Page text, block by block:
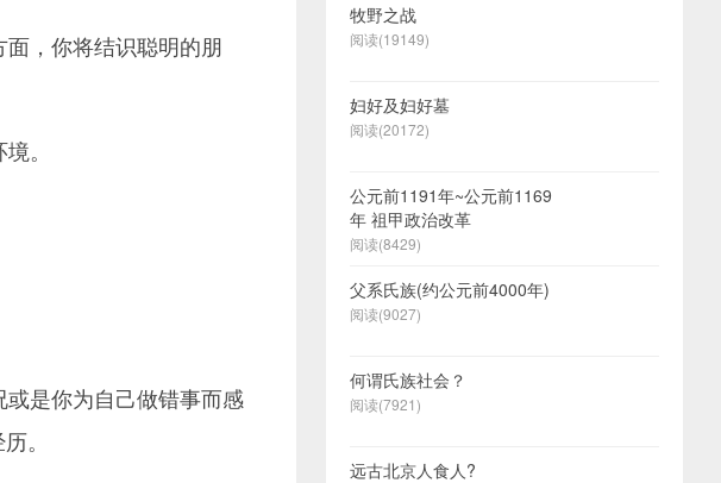
，你将结识聪明的朋
。
是你为自己做错事而感
。
牧野之战
阅读(19149)
妇好及妇好墓
阅读(20172)
公元前1191年~公元前1169
年 祖甲政治改革
阅读(8429)
父系氏族(约公元前4000年)
阅读(9027)
何谓氏族社会？
阅读(7921)
远古北京人食人?